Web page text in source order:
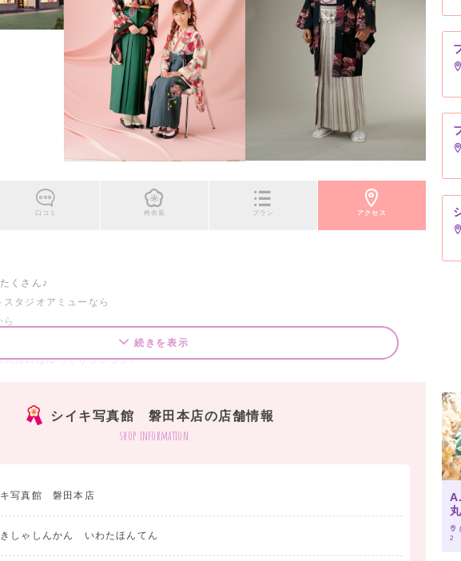
口コミ 袴衣装 プラン アクセス
くさん♪
タジオアミューなら
物と袴を自由に組み合わせ！
式当日はゆっくりラクラク♪
付け
はパックに含まれておりません
続きを表示
シイキ写真館 磐田本店の店舗情報
shop information
キ写真館 磐田本店
きしゃしんかん いわたほんてん
2